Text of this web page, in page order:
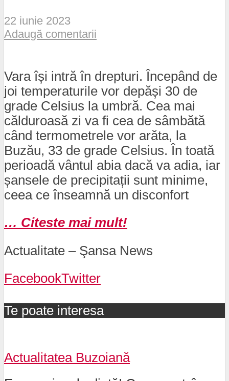
22 iunie 2023
Adaugă comentarii
Vara își intră în drepturi. Începând de
joi temperaturile vor depăși 30 de
grade Celsius la umbră. Cea mai
călduroasă zi va fi cea de sâmbătă
când termometrele vor arăta, la
Buzău, 33 de grade Celsius. În toată
perioadă vântul abia dacă va adia, iar
șansele de precipitații sunt minime,
ceea ce înseamnă un disconfort
… Citeste mai mult!
Actualitate – Şansa News
FacebookTwitter
Te poate interesa
Actualitatea Buzoiană